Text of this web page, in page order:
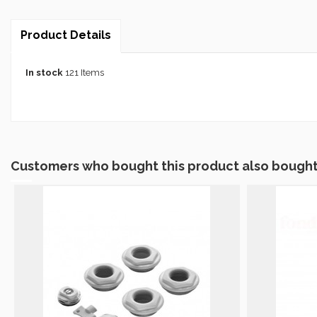
Product Details
In stock 121 Items
Customers who bought this product also